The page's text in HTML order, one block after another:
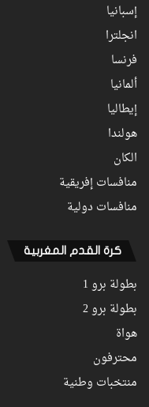
إسبانيا
انجلترا
فرنسا
ألمانيا
إيطاليا
هولندا
الكان
منافسات إفريقية
منافسات دولية
كرة القدم المغربية
بطولة برو 1
بطولة برو 2
هواة
محترفون
منتخبات وطنية